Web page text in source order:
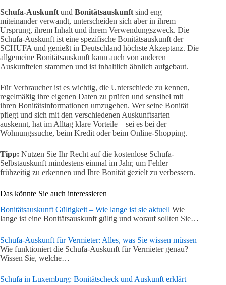
Schufa-Auskunft und Bonitätsauskunft sind eng
miteinander verwandt, unterscheiden sich aber in ihrem
Ursprung, ihrem Inhalt und ihrem Verwendungszweck. Die
Schufa-Auskunft ist eine spezifische Bonitätsauskunft der
SCHUFA und genießt in Deutschland höchste Akzeptanz. Die
allgemeine Bonitätsauskunft kann auch von anderen
Auskunfteien stammen und ist inhaltlich ähnlich aufgebaut.
Für Verbraucher ist es wichtig, die Unterschiede zu kennen,
regelmäßig ihre eigenen Daten zu prüfen und sensibel mit
ihren Bonitätsinformationen umzugehen. Wer seine Bonität
pflegt und sich mit den verschiedenen Auskunftsarten
auskennt, hat im Alltag klare Vorteile – sei es bei der
Wohnungssuche, beim Kredit oder beim Online-Shopping.
Tipp: Nutzen Sie Ihr Recht auf die kostenlose Schufa-
Selbstauskunft mindestens einmal im Jahr, um Fehler
frühzeitig zu erkennen und Ihre Bonität gezielt zu verbessern.
Das könnte Sie auch interessieren
Bonitätsauskunft Gültigkeit – Wie lange ist sie aktuell Wie
lange ist eine Bonitätsauskunft gültig und worauf sollten Sie…
Schufa-Auskunft für Vermieter: Alles, was Sie wissen müssen
Wie funktioniert die Schufa-Auskunft für Vermieter genau?
Wissen Sie, welche…
Schufa in Luxemburg: Bonitätscheck und Auskunft erklärt